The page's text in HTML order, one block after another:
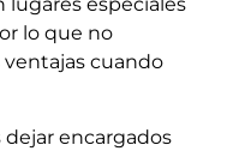
lugares especiales
lo que no
cuando
dejar encargados